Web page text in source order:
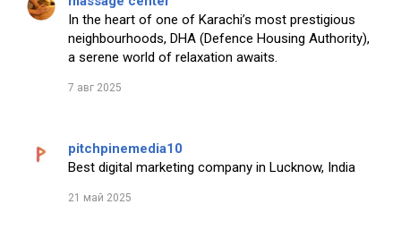
In the heart of one of Karachi’s most prestigious
neighbourhoods, DHA (Defence Housing Authority),
a serene world of relaxation awaits.
7 авг 2025
pitchpinemedia10
Best digital marketing company in Lucknow, India
21 май 2025